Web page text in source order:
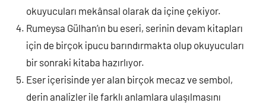
okuyucuları mekânsal olarak da içine çekiyor.
Rumeysa Gülhan’ın bu eseri, serinin devam kitapları
için de birçok ipucu barındırmakta olup okuyucuları
bir sonraki kitaba hazırlıyor.
Eser içerisinde yer alan birçok mecaz ve sembol,
derin analizler ile farklı anlamlara ulaşılmasını